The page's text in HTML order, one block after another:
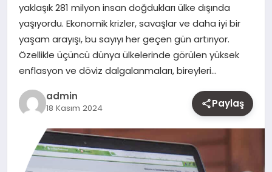
MAGAZIN
YAŞAM
OTOMOBIL
yaklaşık 281 milyon insan doğdukları ülke dışında
yaşıyordu. Ekonomik krizler, savaşlar ve daha iyi bir
yaşam arayışı, bu sayıyı her geçen gün artırıyor.
Özellikle üçüncü dünya ülkelerinde görülen yüksek
enflasyon ve döviz dalgalanmaları, bireyleri…
admin
18 Kasım 2024 Paylaş